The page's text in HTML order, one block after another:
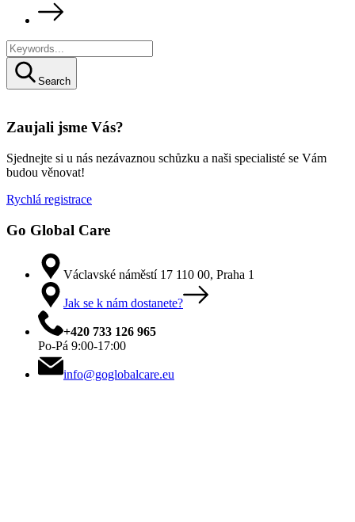
Search
Zaujali jsme Vás?
Sjednejte si u nás nezávaznou schůzku a naši specialisté se Vám
budou věnovat!
Rychlá registrace
Go Global Care
Václavské náměstí 17 110 00, Praha 1
Jak se k nám dostanete?
+420 733 126 965
Po‑Pá 9:00‑17:00
info@goglobalcare.eu